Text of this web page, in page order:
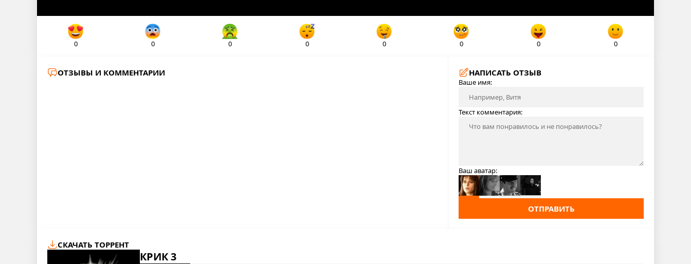
0 0 0 0 0 0 0 0
ОТЗЫВЫ И КОММЕНТАРИИ НАПИСАТЬ ОТЗЫВ
Ваше имя:
Текст комментария:
Ваш аватар:
ОТПРАВИТЬ
СКАЧАТЬ ТОРРЕНТ
КРИК 3